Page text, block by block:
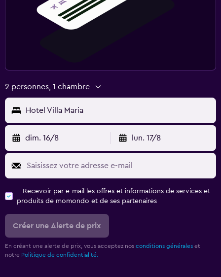
2 personnes, 1 chambre
Hotel Villa Maria
dim. 16/8 lun. 17/8
Recevoir par e-mail les offres et informations de services et
produits de momondo et de ses partenaires
Créer une Alerte de prix
En créant une alerte de prix, vous acceptez nos conditions générales et
notre Politique de confidentialité.